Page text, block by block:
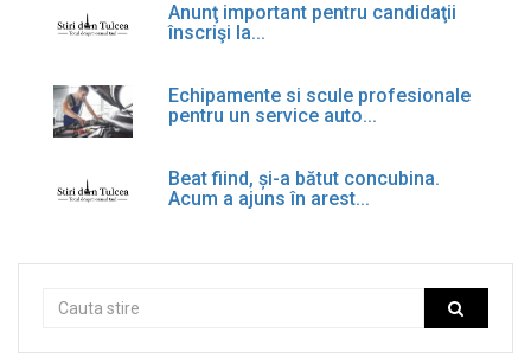
Anunţ important pentru candidaţii
înscrişi la...
Echipamente si scule profesionale
pentru un service auto...
Beat fiind, și-a bătut concubina.
Acum a ajuns în arest...